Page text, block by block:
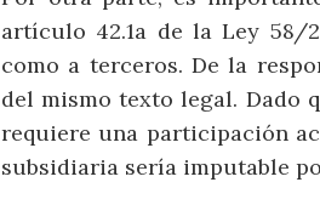
artículo 42.1a de la Ley 58/
como a terceros. De la
del mismo texto legal. Dado
requiere una participación
subsidiaria sería imputable